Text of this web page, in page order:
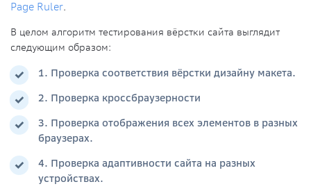
Page Ruler.
В целом алгоритм тестирования вёрстки сайта выглядит
следующим образом:
1. Проверка соответствия вёрстки дизайну макета.
2. Проверка кроссбраузерности
3. Проверка отображения всех элементов в разных
браузерах.
4. Проверка адаптивности сайта на разных
устройствах.